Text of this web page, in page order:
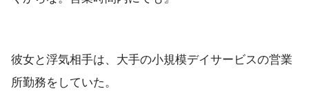
彼女と浮気相手は、大手の小規模デイサービスの営業
所勤務をしていた。